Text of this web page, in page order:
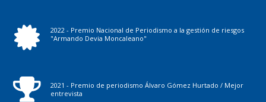
2022 - Premio Nacional de Periodismo a la gestión de riesgos
"Armando Devia Moncaleano"
2021 - Premio de periodismo Álvaro Gómez Hurtado / Mejor
entrevista